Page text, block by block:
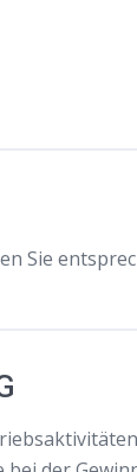
Sie